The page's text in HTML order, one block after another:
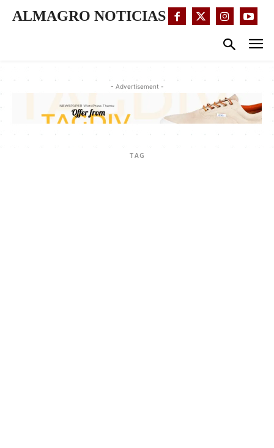
ALMAGRO NOTICIAS
- Advertisement -
TAG